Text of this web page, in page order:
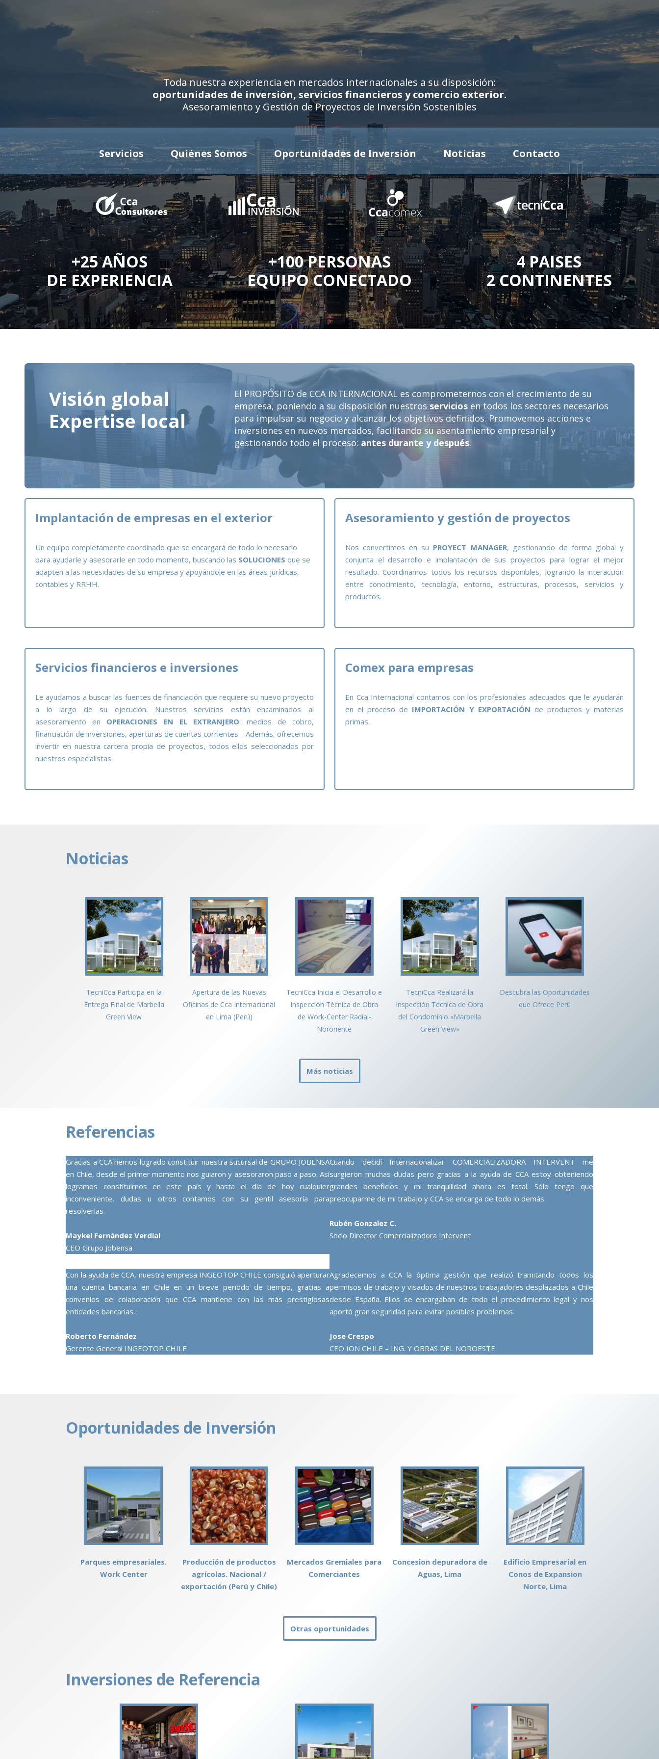
Toda nuestra experiencia en mercados internacionales a su disposición:
oportunidades de inversión, servicios financieros y comercio exterior.
Asesoramiento y Gestión de Proyectos de Inversión Sostenibles
Servicios Quiénes Somos Oportunidades de Inversión Noticias Contacto
+25 AÑOS
DE EXPERIENCIA
+100 PERSONAS
EQUIPO CONECTADO
4 PAISES
2 CONTINENTES
Visión global
Expertise local
El PROPÓSITO de CCA INTERNACIONAL es comprometernos con el crecimiento de su
empresa, poniendo a su disposición nuestrosserviciosen todos los sectores necesarios
para impulsar su negocio y alcanzar los objetivos definidos. Promovemos acciones e
inversiones en nuevos mercados, facilitando su asentamiento empresarial y
gestionando todo el proceso: antes durante y después.
Implantación de empresas en el exterior
Un equipo completamente coordinado que se encargará de todo lo necesario
para ayudarle y asesorarle en todo momento, buscando las SOLUCIONES que se
adapten a las necesidades de su empresa y apoyándole en las áreas jurídicas,
contables y RRHH.
Asesoramiento y gestión de proyectos
Nos convertimos en su PROYECT MANAGER, gestionando de forma global y
conjunta el desarrollo e implantación de sus proyectos para lograr el mejor
resultado. Coordinamos todos los recursos disponibles, logrando la interacción
entre conocimiento, tecnología, entorno, estructuras, procesos, servicios y
productos.
Servicios financieros e inversiones
Le ayudamos a buscar las fuentes de financiación que requiere su nuevo proyecto
a lo largo de su ejecución. Nuestros servicios están encaminados al
asesoramiento en OPERACIONES EN EL EXTRANJERO: medios de cobro,
financiación de inversiones, aperturas de cuentas corrientes… Además, ofrecemos
invertir en nuestra cartera propia de proyectos, todos ellos seleccionados por
nuestros especialistas.
Comex para empresas
En Cca Internacional contamos con los profesionales adecuados que le ayudarán
en el proceso de IMPORTACIÓN Y EXPORTACIÓN de productos y materias
primas.
Noticias
TecniCca Participa en la
Entrega Final de Marbella
Green View
Apertura de las Nuevas
Oficinas de Cca Internacional
en Lima (Perú)
TecniCca Inicia el Desarrollo e
Inspección Técnica de Obra
de Work-Center Radial-
Nororiente
TecniCca Realizará la
Inspección Técnica de Obra
del Condominio «Marbella
Green View»
Descubra las Oportunidades
que Ofrece Perú
Más noticias
Referencias
Gracias a CCA hemos logrado constituir nuestra sucursal de GRUPO JOBENSA
en Chile, desde el primer momento nos guiaron y asesoraron paso a paso. Así
logramos constituirnos en este país y hasta el día de hoy cualquier
inconveniente, dudas u otros contamos con su gentil asesoría para
resolverlas.
Maykel Fernández Verdial
CEO Grupo Jobensa
Cuando decidí Internacionalizar COMERCIALIZADORA INTERVENT me
surgieron muchas dudas pero gracias a la ayuda de CCA estoy obteniendo
grandes beneficios y mi tranquilidad ahora es total. Sólo tengo que
preocuparme de mi trabajo y CCA se encarga de todo lo demás.
Rubén Gonzalez C.
Socio Director Comercializadora Intervent
Con la ayuda de CCA, nuestra empresa INGEOTOP CHILE consiguió aperturar
una cuenta bancaria en Chile en un breve periodo de tiempo, gracias a
convenios de colaboración que CCA mantiene con las más prestigiosas
entidades bancarias.
Roberto Fernández
Gerente General INGEOTOP CHILE
Agradecemos a CCA la óptima gestión que realizó tramitando todos los
permisos de trabajo y visados de nuestros trabajadores desplazados a Chile
desde España. Ellos se encargaban de todo el procedimiento legal y nos
aportó gran seguridad para evitar posibles problemas.
Jose Crespo
CEO ION CHILE – ING. Y OBRAS DEL NOROESTE
Oportunidades de Inversión
Parques empresariales.
Work Center
Producción de productos
agrícolas. Nacional /
exportación (Perú y Chile)
Mercados Gremiales para
Comerciantes
Concesion depuradora de
Aguas, Lima
Edificio Empresarial en
Conos de Expansion
Norte, Lima
Otras oportunidades
Inversiones de Referencia